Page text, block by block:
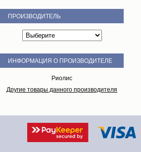
ПРОИЗВОДИТЕЛЬ
ИНФОРМАЦИЯ О ПРОИЗВОДИТЕЛЕ
Риолис
Другие товары данного производителя